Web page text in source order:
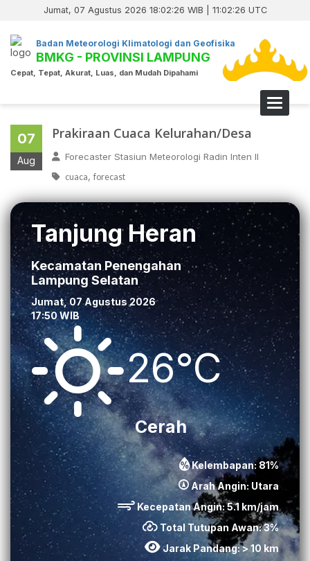
Jumat, 07 Agustus 2026 18:02:26 WIB | 11:02:26 UTC
Badan Meteorologi Klimatologi dan Geofisika
BMKG - PROVINSI LAMPUNG
Cepat, Tepat, Akurat, Luas, dan Mudah Dipahami
Toggle
07
Aug
Prakiraan Cuaca Kelurahan/Desa
Forecaster Stasiun Meteorologi Radin Inten II
cuaca, forecast
Tanjung Heran
Kecamatan Penengahan
Lampung Selatan
Jumat, 07 Agustus 2026
17:50 WIB
26°C
Cerah
Kelembapan: 81%
Arah Angin: Utara
Kecepatan Angin:5.1 km/jam
Total Tutupan Awan:3%
Jarak Pandang:> 10 km